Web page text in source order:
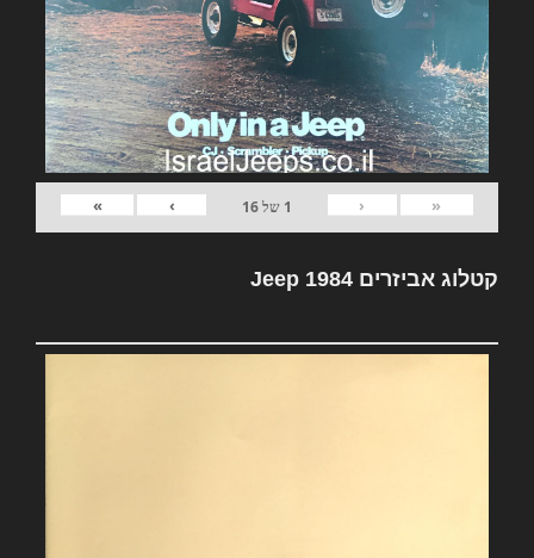
«
‹
1 של16
›
»
קטלוג אביזרים Jeep 1984